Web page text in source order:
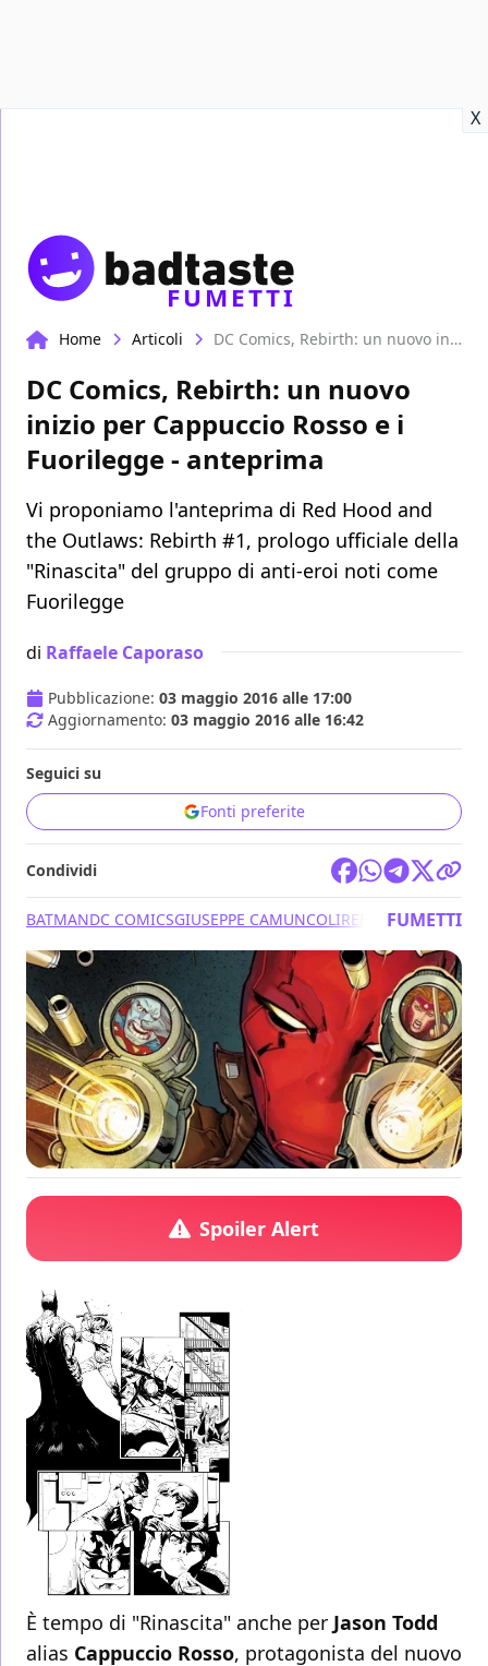
X
FUMETTI
Home Articoli DC Comics, Rebirth: un nuovo inizio per Cappuccio Rosso e i Fuorilegge - anteprima
DC Comics, Rebirth: un nuovo
inizio per Cappuccio Rosso e i
Fuorilegge - anteprima
Vi proponiamo l'anteprima di Red Hood and
the Outlaws: Rebirth #1, prologo ufficiale della
"Rinascita" del gruppo di anti-eroi noti come
Fuorilegge
di Raffaele Caporaso
Pubblicazione: 03 maggio 2016 alle 17:00
Aggiornamento: 03 maggio 2016 alle 16:42
Seguici su
Fonti preferite
Condividi
BATMANDC COMICSGIUSEPPE CAMUNCOLIREBIRTHFUMETTI
Spoiler Alert
È tempo di "Rinascita" anche per Jason Todd
alias Cappuccio Rosso, protagonista del nuovo